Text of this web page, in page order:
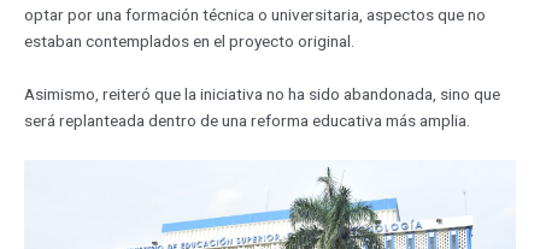
optar por una formación técnica o universitaria, aspectos que no
estaban contemplados en el proyecto original.
Asimismo, reiteró que la iniciativa no ha sido abandonada, sino que
será replanteada dentro de una reforma educativa más amplia.